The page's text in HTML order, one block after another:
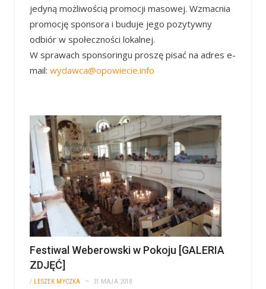
jedyną możliwością promocji masowej. Wzmacnia
promocję sponsora i buduje jego pozytywny
odbiór w społeczności lokalnej.
W sprawach sponsoringu proszę pisać na adres e-
mail: wydawca@opowiecie.info
Festiwal Weberowski w Pokoju [GALERIA
ZDJĘĆ]
/ LESZEK MYCZKA 31 MAJA 2018